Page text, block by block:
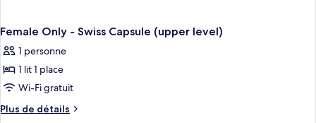
Female Only - Swiss Capsule (upper level)
1 personne
1 lit 1 place
Wi-Fi gratuit
Plus de détails
Plus